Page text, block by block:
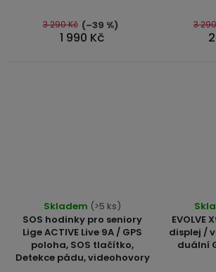
5
hvězdiček.
1 990 Kč
3 290 Kč (–39 %) 3
SOS hodinky pro seniory
Lige ACTIVE Live 9A / GPS
poloha, SOS tlačítko,
Detekce pádu, videohovory
hodnocení
produktu
je
5,0
Skladem (>5 ks)
EVOLVE
displej /
duální